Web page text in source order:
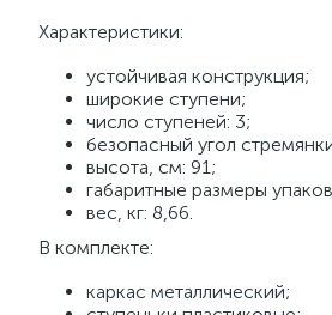
Характеристики:
устойчивая конструкция;
широкие ступени;
число ступеней: 3;
безопасный угол
высота, см: 91;
габаритные размеры
вес, кг: 8,66.
В комплекте:
каркас металлический;